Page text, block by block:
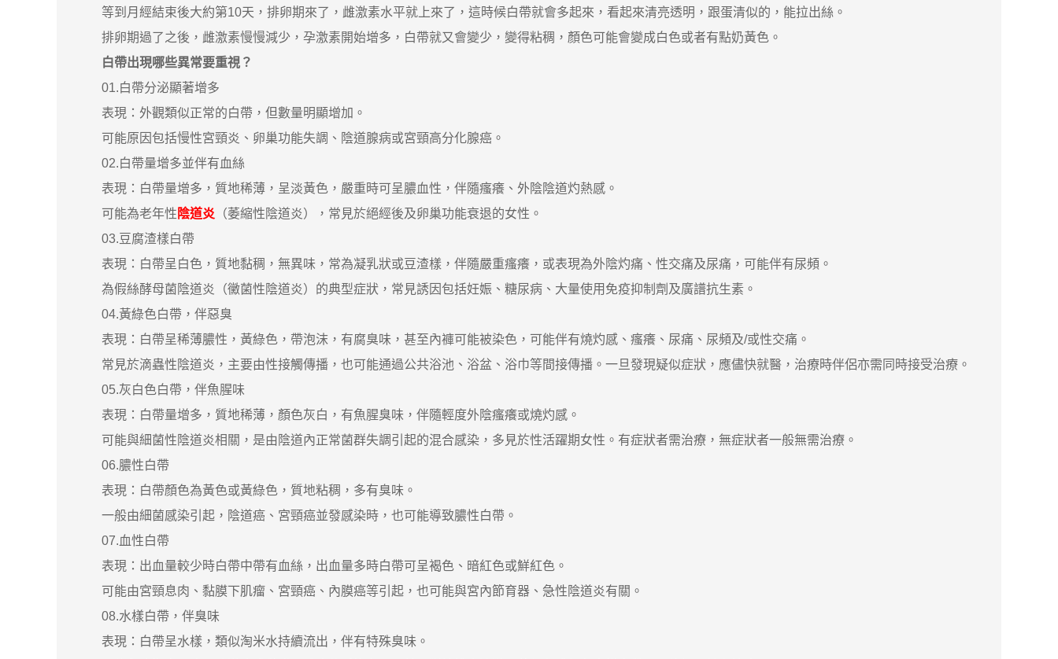
等到月經結束後大約第10天，排卵期來了，雌激素水平就上來了，這時候白帶就會多起來，看起來清亮透明，跟蛋清似的，能拉出絲。
排卵期過了之後，雌激素慢慢減少，孕激素開始增多，白帶就又會變少，變得粘稠，顏色可能會變成白色或者有點奶黃色。
白帶出現哪些異常要重視？
01.白帶分泌顯著增多
表現：外觀類似正常的白帶，但數量明顯增加。
可能原因包括慢性宮頸炎、卵巢功能失調、陰道腺病或宮頸高分化腺癌。
02.白帶量增多並伴有血絲
表現：白帶量增多，質地稀薄，呈淡黃色，嚴重時可呈膿血性，伴隨瘙癢、外陰陰道灼熱感。
可能為老年性 陰道炎 （萎縮性陰道炎），常見於絕經後及卵巢功能衰退的女性。
03.豆腐渣樣白帶
表現：白帶呈白色，質地黏稠，無異味，常為凝乳狀或豆渣樣，伴隨嚴重瘙癢，或表現為外陰灼痛、性交痛及尿痛，可能伴有尿頻。
為假絲酵母菌陰道炎（黴菌性陰道炎）的典型症狀，常見誘因包括妊娠、糖尿病、大量使用免疫抑制劑及廣譜抗生素。
04.黃綠色白帶，伴惡臭
表現：白帶呈稀薄膿性，黃綠色，帶泡沫，有腐臭味，甚至內褲可能被染色，可能伴有燒灼感、瘙癢、尿痛、尿頻及/或性交痛。
常見於滴蟲性陰道炎，主要由性接觸傳播，也可能通過公共浴池、浴盆、浴巾等間接傳播。一旦發現疑似症狀，應儘快就醫，治療時伴侶亦需同時接受治療。
05.灰白色白帶，伴魚腥味
表現：白帶量增多，質地稀薄，顏色灰白，有魚腥臭味，伴隨輕度外陰瘙癢或燒灼感。
可能與細菌性陰道炎相關，是由陰道內正常菌群失調引起的混合感染，多見於性活躍期女性。有症狀者需治療，無症狀者一般無需治療。
06.膿性白帶
表現：白帶顏色為黃色或黃綠色，質地粘稠，多有臭味。
一般由細菌感染引起，陰道癌、宮頸癌並發感染時，也可能導致膿性白帶。
07.血性白帶
表現：出血量較少時白帶中帶有血絲，出血量多時白帶可呈褐色、暗紅色或鮮紅色。
可能由宮頸息肉、黏膜下肌瘤、宮頸癌、內膜癌等引起，也可能與宮內節育器、急性陰道炎有關。
08.水樣白帶，伴臭味
表現：白帶呈水樣，類似淘米水持續流出，伴有特殊臭味。